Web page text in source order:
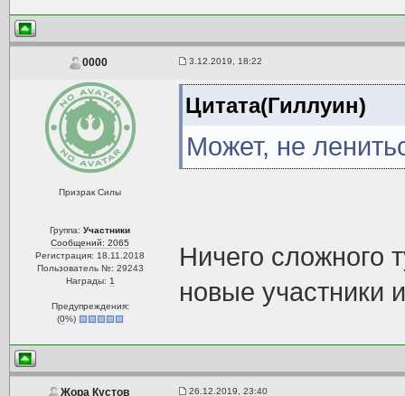
0000 3.12.2019, 18:22
Призрак Силы
Группа:Участники
Сообщений: 2065
Регистрация: 18.11.2018
Пользователь №: 29243
Награды: 1
Предупреждения:
(0%)
Цитата(Гиллуин)
Может, не
Ничего сложного
новые участники
Жора Кустов 26.12.2019, 23:40